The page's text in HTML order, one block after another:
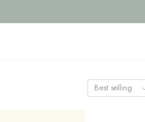
Best selling